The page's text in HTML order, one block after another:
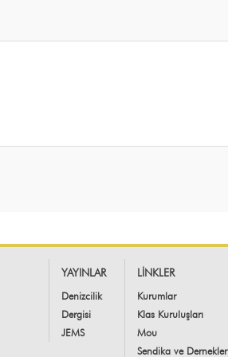
YAYINLAR
Denizcilik
Dergisi
JEMS
LİNKLER
Kurumlar
Klas Kuruluşları
Mou
Sendika ve Dernekler